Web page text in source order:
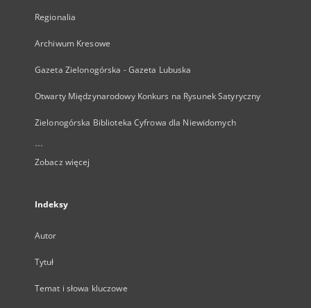
Regionalia
Archiwum Kresowe
Gazeta Zielonogórska - Gazeta Lubuska
Otwarty Międzynarodowy Konkurs na Rysunek Satyryczny
Zielonogórska Biblioteka Cyfrowa dla Niewidomych
...
Zobacz więcej
Indeksy
Autor
Tytuł
Temat i słowa kluczowe